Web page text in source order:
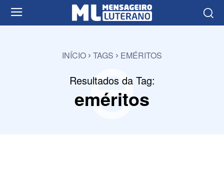
INÍCIO TAGS EMÉRITOS
Resultados da Tag:
eméritos
e